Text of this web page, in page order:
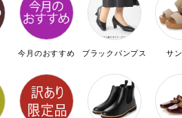
今月のおすすめ ブラックパンプス サ